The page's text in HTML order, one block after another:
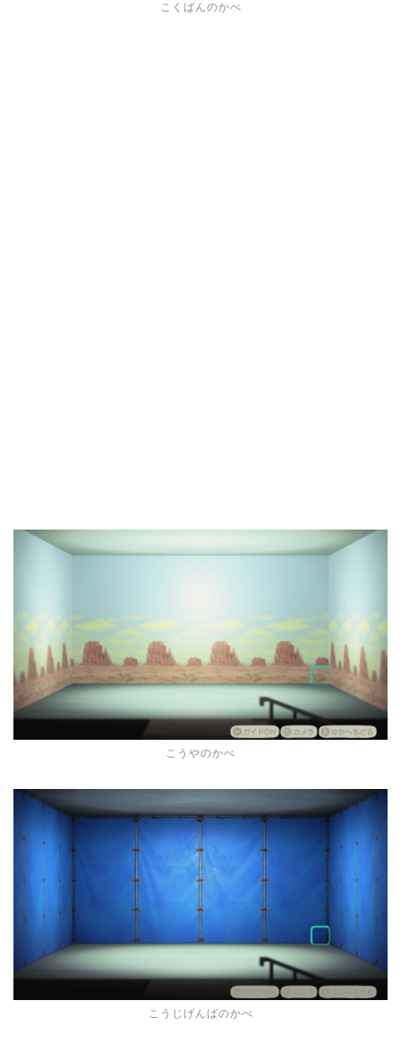
こくばんのかべ
こうやのかべ
こうじげんばのかべ